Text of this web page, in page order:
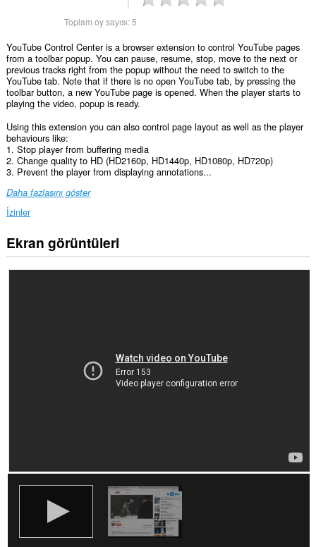
Toplam oy sayısı:5
YouTube Control Center is a browser extension to control YouTube pages
from a toolbar popup. You can pause, resume, stop, move to the next or
previous tracks right from the popup without the need to switch to the
YouTube tab. Note that if there is no open YouTube tab, by pressing the
toolbar button, a new YouTube page is opened. When the player starts to
playing the video, popup is ready.
Using this extension you can also control page layout as well as the player
behaviours like:
1. Stop player from buffering media
2. Change quality to HD (HD2160p, HD1440p, HD1080p, HD720p)
3. Prevent the player from displaying annotations...
Daha fazlasını göster
İzinler
Bu
eklenti,
Ekran görüntüleri